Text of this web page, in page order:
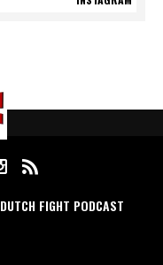
DUTCH FIGHT PODCAST